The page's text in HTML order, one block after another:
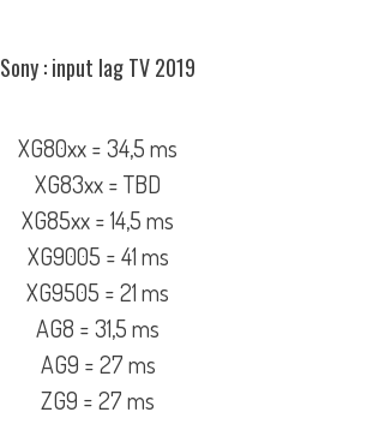
Sony : input lag TV 2019
XG80xx = 34,5 ms
XG83xx = TBD
XG85xx = 14,5 ms
XG9005 = 41 ms
XG9505 = 21 ms
AG8 = 31,5 ms
AG9 = 27 ms
ZG9 = 27 ms